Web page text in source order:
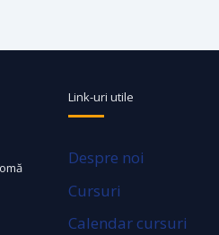
Link-uri utile
Despre noi
Cursuri
Calendar cursuri